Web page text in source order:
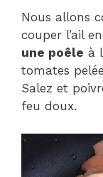
Nous allons
couper l’ail
une poêle à
tomates
Salez et
feu doux.